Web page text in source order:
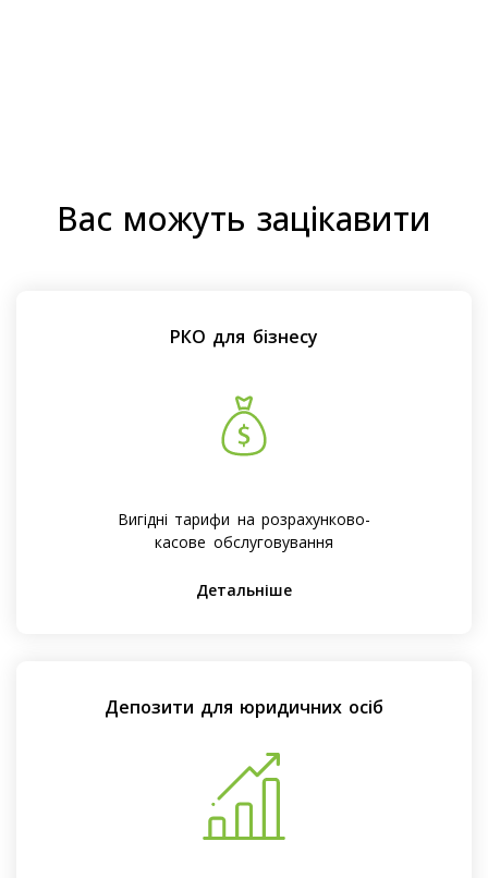
Вас можуть зацікавити
РКО для бізнесу
Вигідні тарифи на розрахунково-
касове обслуговування
Детальніше
Депозити для юридичних осіб